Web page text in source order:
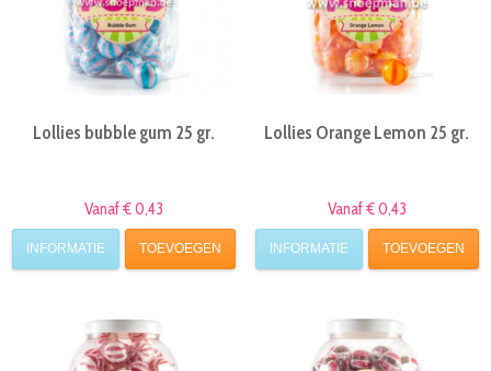
Lollies bubble gum 25 gr.
Vanaf € 0,43
INFORMATIE TOEVOEGEN
Lollies Orange Lemon 25 gr.
Vanaf € 0,43
INFORMATIE TOEVOEGEN